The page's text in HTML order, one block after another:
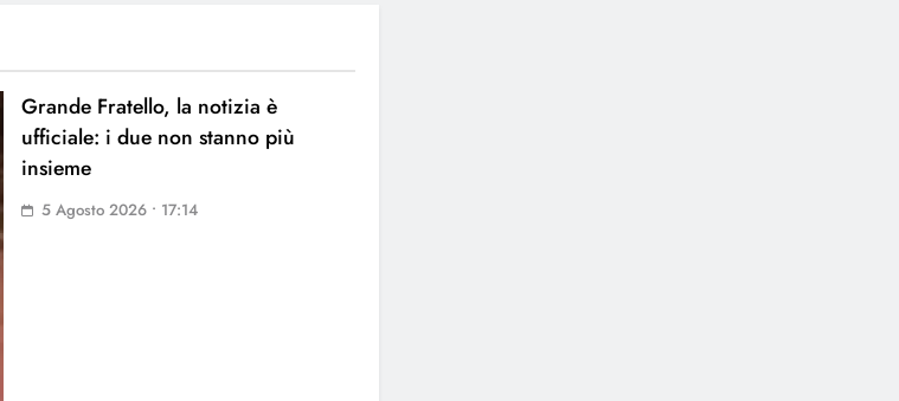
Grande Fratello, la notizia è
ufficiale: i due non stanno più
insieme
5 Agosto 2026 • 17:14